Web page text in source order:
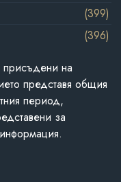
(399)
(396)
присъдени на
представя общия
период,
за